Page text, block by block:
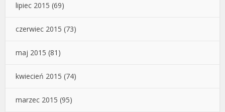
lipiec 2015 (69)
czerwiec 2015 (73)
maj 2015 (81)
kwiecień 2015 (74)
marzec 2015 (95)